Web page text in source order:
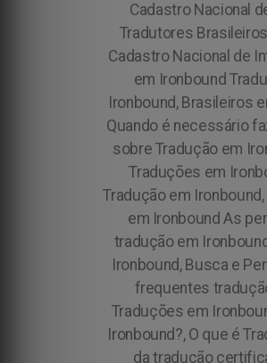
Cadastro Nacional
Tradutores
Cadastro Nacional de
em Ironbound